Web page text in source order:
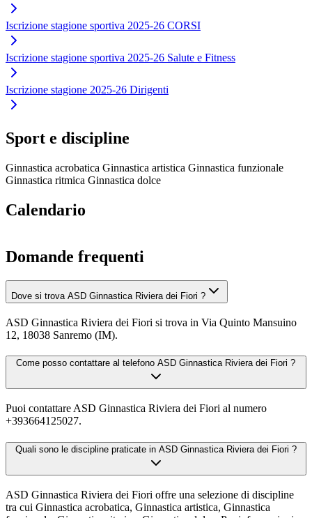
Iscrizione stagione sportiva 2025-26 CORSI
Iscrizione stagione sportiva 2025-26 Salute e Fitness
Iscrizione stagione 2025-26 Dirigenti
Sport e discipline
Ginnastica acrobatica Ginnastica artistica Ginnastica funzionale
Ginnastica ritmica Ginnastica dolce
Calendario
Domande frequenti
Dove si trova ASD Ginnastica Riviera dei Fiori ?
ASD Ginnastica Riviera dei Fiori si trova in Via Quinto Mansuino
12, 18038 Sanremo (IM).
Come posso contattare al telefono ASD Ginnastica Riviera dei Fiori ?
Puoi contattare ASD Ginnastica Riviera dei Fiori al numero
+393664125027.
Quali sono le discipline praticate in ASD Ginnastica Riviera dei Fiori ?
ASD Ginnastica Riviera dei Fiori offre una selezione di discipline
tra cui Ginnastica acrobatica, Ginnastica artistica, Ginnastica